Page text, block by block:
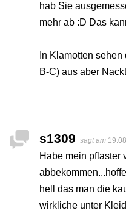
hab Sie
mehr ab :D Das
In Klamotten
B-C) aus aber
s1309 sagt am
Habe mein pflaster
hell das man die
wirkliche unter